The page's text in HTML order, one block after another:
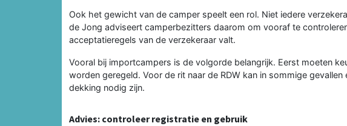
Ook het gewicht van de camper speelt een rol. Niet iedere
de Jong adviseert camperbezitters daarom om vooraf te
acceptatieregels van de verzekeraar valt.
Vooral bij importcampers is de volgorde belangrijk. Eerst moeten
worden geregeld. Voor de rit naar de RDW kan in sommige
dekking nodig zijn.
Advies: controleer registratie en gebruik